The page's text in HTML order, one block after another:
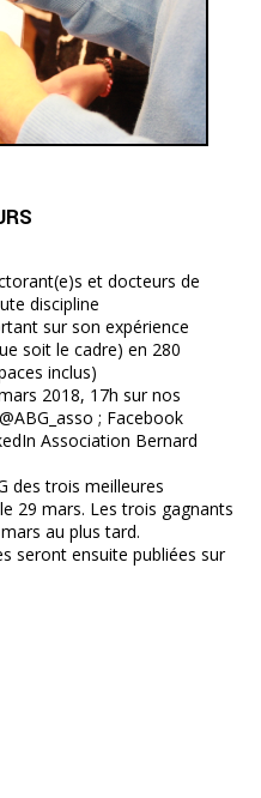
et docteurs de
discipline
sur son expérience
soit le cadre) en 280
inclus)
2018, 17h sur nos
; Facebook
Association Bernard
des trois meilleures
29 mars. Les trois gagnants
au plus tard.
seront ensuite publiées sur